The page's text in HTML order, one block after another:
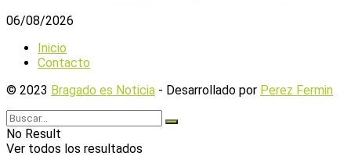
06/08/2026
Inicio
Contacto
© 2023 Bragado es Noticia - Desarrollado por Perez Fermin
No Result
Ver todos los resultados